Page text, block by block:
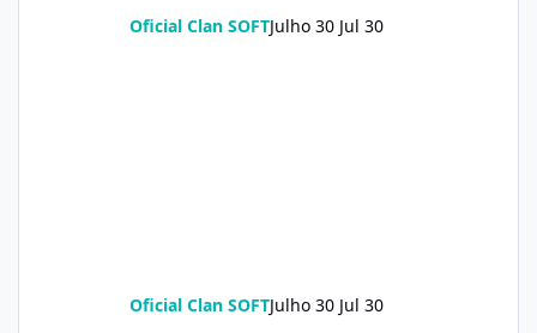
Oficial Clan SOFTJulho 30 Jul 30
Oficial Clan SOFTJulho 30 Jul 30